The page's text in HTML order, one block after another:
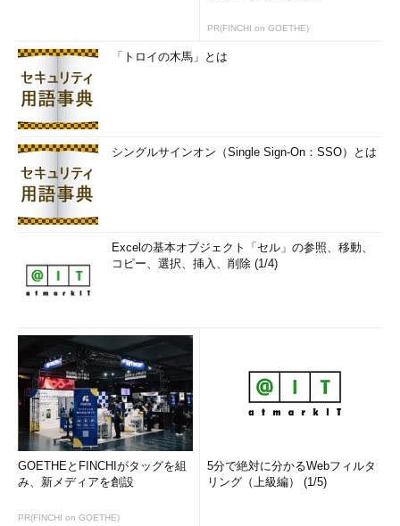
PR(FINCHI on GOETHE)
「トロイの木馬」とは
シングルサインオン（Single Sign-On：SSO）とは
Excelの基本オブジェクト「セル」の参照、移動、
コピー、選択、挿入、削除 (1/4)
GOETHEとFINCHIがタッグを組
み、新メディアを創設
PR(FINCHI on GOETHE)
5分で絶対に分かるWebフィルタ
リング（上級編） (1/5)